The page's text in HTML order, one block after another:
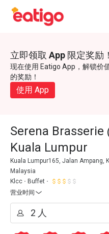
立即领取 App 限定奖励！
现在使用 Eatigo App，解锁价
的奖励！
使用 App
Serena Brasserie
Kuala Lumpur
Kuala Lumpur165, Jalan Ampang,
Malaysia
Klcc
Buffet
营业时间